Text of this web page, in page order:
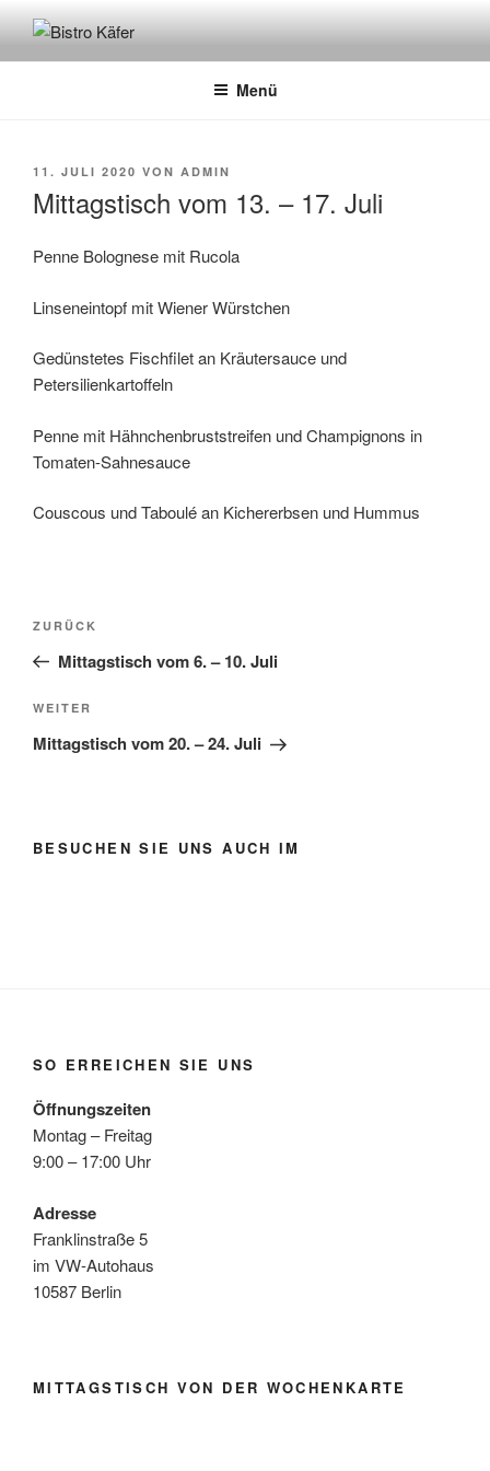
Inhalt
springenBISTRO KÄFER
Café – Bistro – Catering
Menü
VERÖFFENTLICHT
11. JULI 2020 VON ADMIN
Mittagstisch vom 13. – 17. Juli
Penne Bolognese mit Rucola
Linseneintopf mit Wiener Würstchen
Gedünstetes Fischfilet an Kräutersauce und
Petersilienkartoffeln
Penne mit Hähnchenbruststreifen und Champignons in
Tomaten-Sahnesauce
Couscous und Taboulé an Kichererbsen und Hummus
Beitragsnavigation
Vorheriger
Beitrag
ZURÜCK
Mittagstisch vom 6. – 10. Juli
Nächster
Beitrag
WEITER
Mittagstisch vom 20. – 24. Juli
BESUCHEN SIE UNS AUCH IM
SO ERREICHEN SIE UNS
Öffnungszeiten
Montag – Freitag
9:00 – 17:00 Uhr
Adresse
Franklinstraße 5
im VW-Autohaus
10587 Berlin
MITTAGSTISCH VON DER WOCHENKARTE